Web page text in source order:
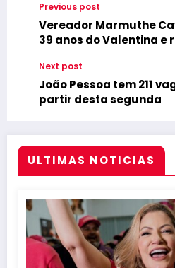
Previous post
Vereador Marmuthe
39 anos do Valentina e
bairro
Next post
João Pessoa tem 211
partir desta segunda
ULTIMAS NOTICIAS